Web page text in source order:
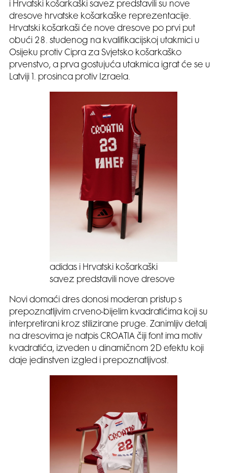
i Hrvatski košarkaški savez predstavili su nove
dresove hrvatske košarkaške reprezentacije.
Hrvatski košarkaši će nove dresove po prvi put
obući 28. studenog na kvalifikacijskoj utakmici u
Osijeku protiv Cipra za Svjetsko košarkaško
prvenstvo, a prva gostujuća utakmica igrat će se u
Latviji 1. prosinca protiv Izraela.
adidas i Hrvatski košarkaški
savez predstavili nove dresove
Novi domaći dres donosi moderan pristup s
prepoznatljivim crveno-bijelim kvadratićima koji su
interpretirani kroz stilizirane pruge. Zanimljiv detalj
na dresovima je natpis CROATIA čiji font ima motiv
kvadratića, izveden u dinamičnom 2D efektu koji
daje jedinstven izgled i prepoznatljivost.